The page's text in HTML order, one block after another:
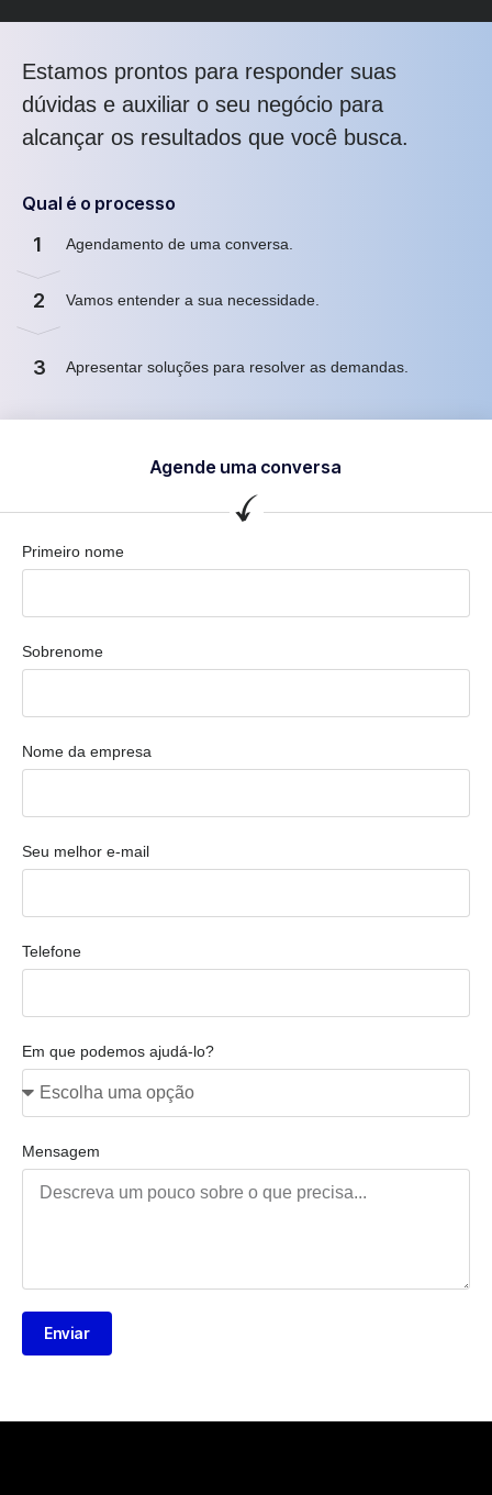
Estamos prontos para responder suas
dúvidas e auxiliar o seu negócio para
alcançar os resultados que você busca.
Qual é o processo
1 Agendamento de uma conversa.
2 Vamos entender a sua necessidade.
3 Apresentar soluções para resolver as demandas.
Agende uma conversa
Primeiro nome
Sobrenome
Nome da empresa
Seu melhor e-mail
Telefone
Em que podemos ajudá-lo?
Mensagem
Enviar